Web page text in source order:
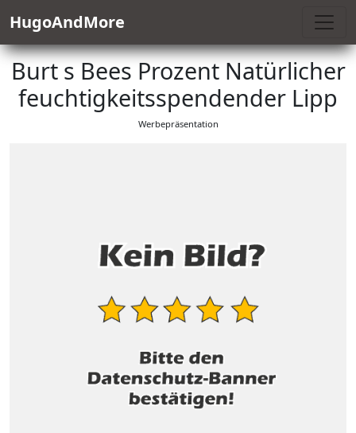
HugoAndMore
Burt s Bees Prozent Natürlicher
feuchtigkeitsspendender Lipp
Werbepräsentation